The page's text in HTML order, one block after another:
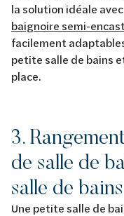
la solution idéale
baignoire semi-
facilement
petite salle de bains
place.
3.
de salle de
salle de bains
Une petite salle de